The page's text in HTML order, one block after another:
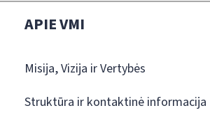
APIE VMI
Misija, Vizija ir Vertybės
Struktūra ir kontaktinė informacija